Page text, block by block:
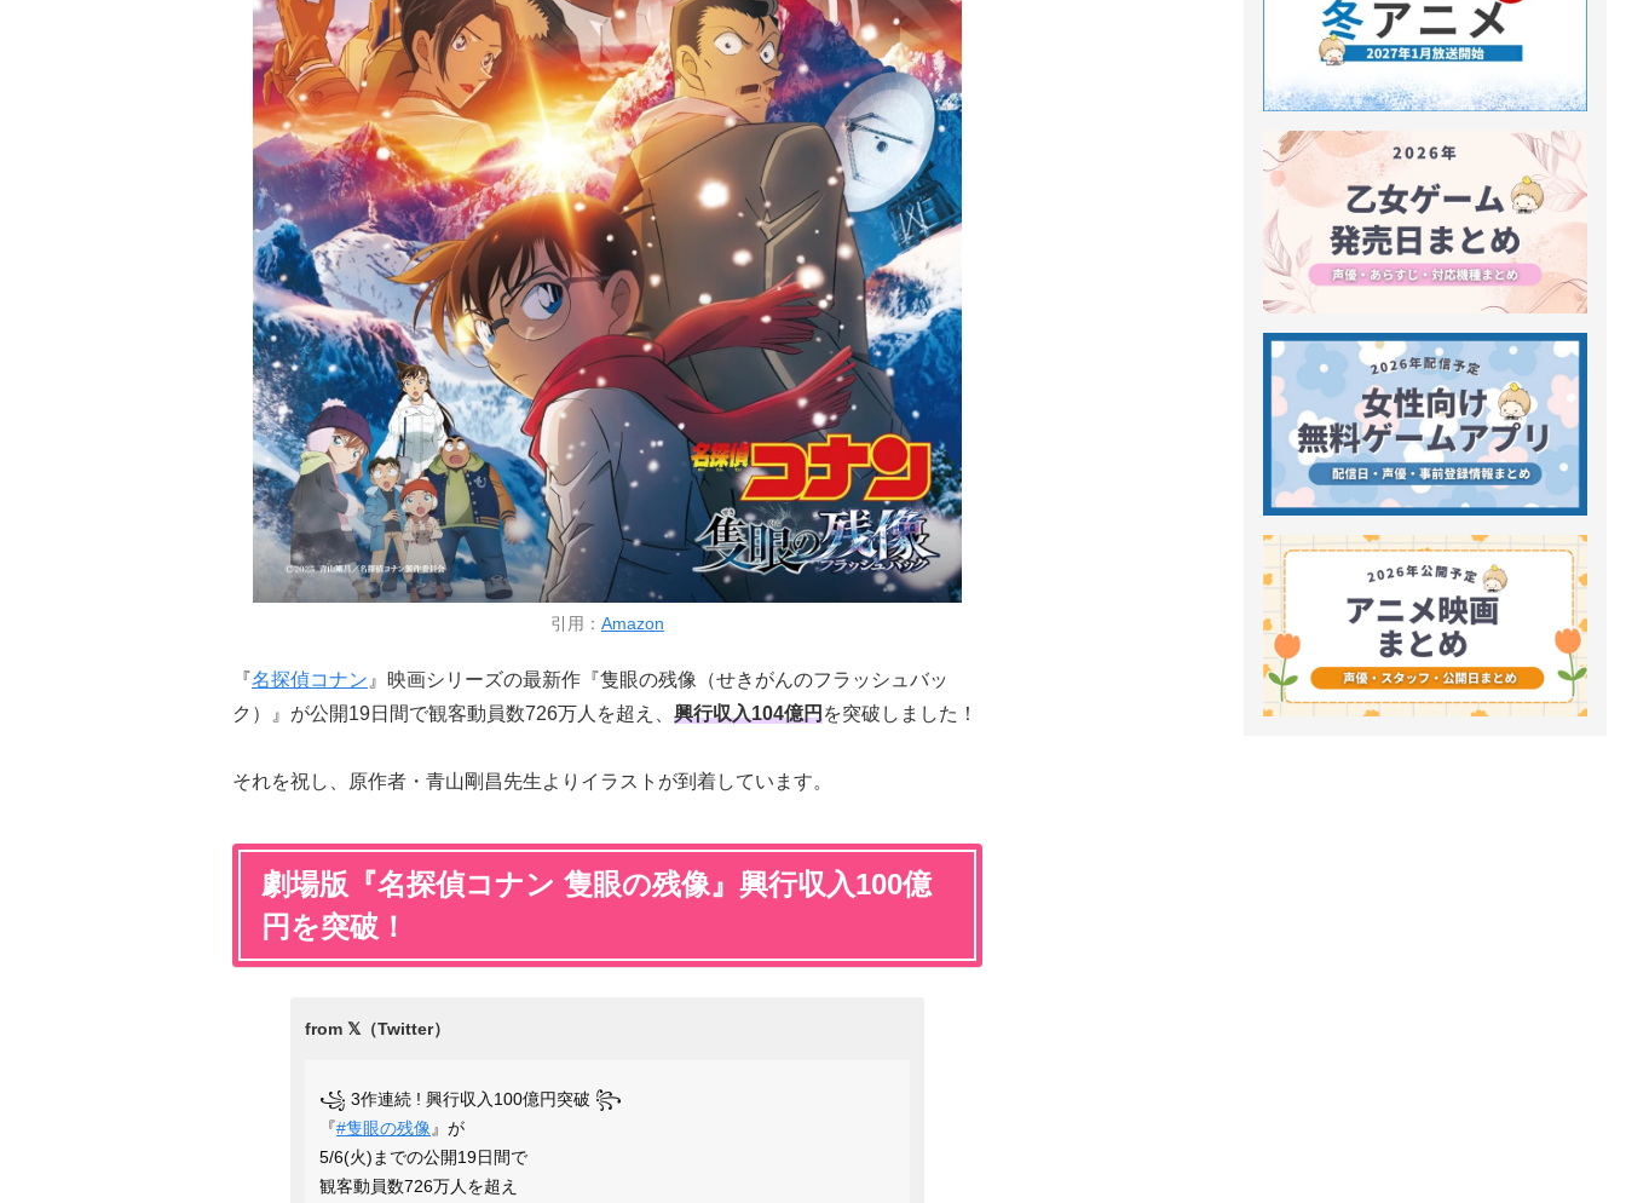
引用： Amazon
『名探偵コナン 』映画シリーズの最新作『隻眼の残像（せきがんのフラッシュバッ
ク）』が公開19日間で観客動員数726万人を超え、 興行収入104億円を突破しました！
それを祝し、原作者・青山剛昌先生よりイラストが到着しています。
劇場版『名探偵コナン 隻眼の残像』興行収入100億
円を突破！
꧁ 3作連続 ! 興行収入100億円突破 ꧂
『#隻眼の残像 』が
5/6(火)までの公開19日間で
観客動員数726万人を超え